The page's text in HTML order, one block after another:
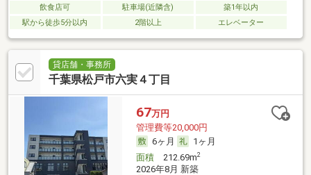
飲食店可 駐車場(近隣含)
築1年以内
駅から徒歩5分以内
2階以上 エレベーター
貸店舗・事務所
千葉県松戸市六実４丁目
67万円
管理費等20,000円
6ヶ月
1ヶ月
面積212.69m2
2026年8月 新築